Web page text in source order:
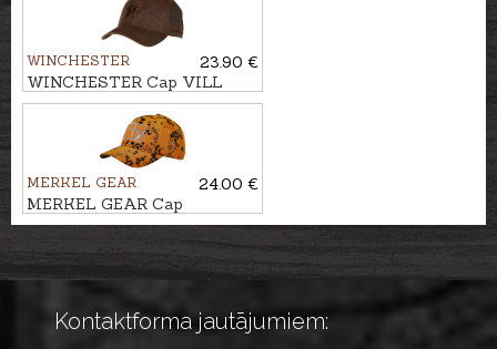
WINCHESTER
23.90 €
WINCHESTER Cap VILL
MERKEL GEAR
24.00 €
MERKEL GEAR Cap
INFINITY FIRE
Kontaktforma jautājumiem: